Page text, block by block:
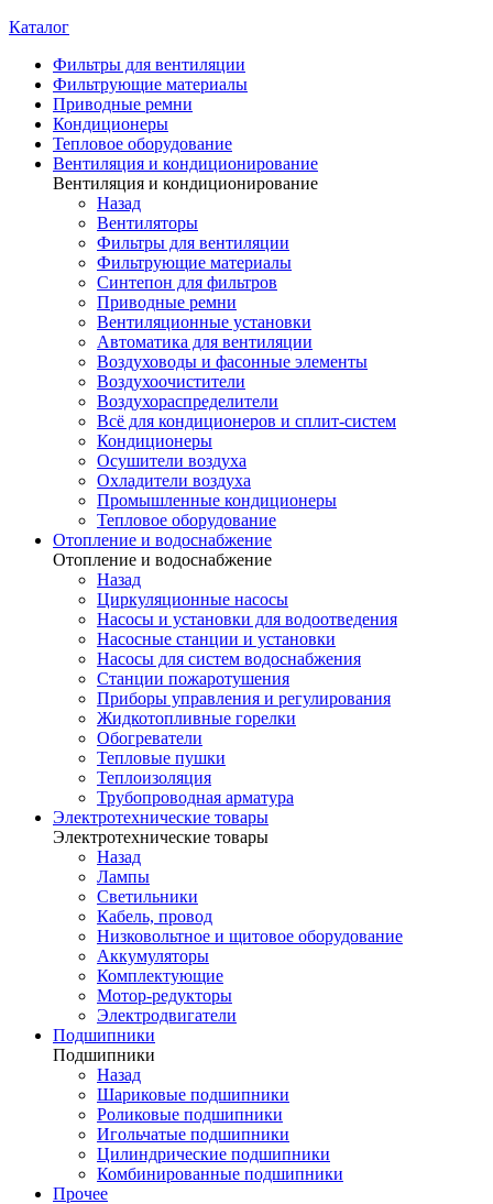
Каталог
Фильтры для вентиляции
Фильтрующие материалы
Приводные ремни
Кондиционеры
Тепловое оборудование
Вентиляция и кондиционирование
Вентиляция и кондиционирование
Назад
Вентиляторы
Фильтры для вентиляции
Фильтрующие материалы
Синтепон для фильтров
Приводные ремни
Вентиляционные установки
Автоматика для вентиляции
Воздуховоды и фасонные элементы
Воздухоочистители
Воздухораспределители
Всё для кондиционеров и сплит-систем
Кондиционеры
Осушители воздуха
Охладители воздуха
Промышленные кондиционеры
Тепловое оборудование
Отопление и водоснабжение
Отопление и водоснабжение
Назад
Циркуляционные насосы
Насосы и установки для водоотведения
Насосные станции и установки
Насосы для систем водоснабжения
Станции пожаротушения
Приборы управления и регулирования
Жидкотопливные горелки
Обогреватели
Тепловые пушки
Теплоизоляция
Трубопроводная арматура
Электротехнические товары
Электротехнические товары
Назад
Лампы
Светильники
Кабель, провод
Низковольтное и щитовое оборудование
Аккумуляторы
Комплектующие
Мотор-редукторы
Электродвигатели
Подшипники
Подшипники
Назад
Шариковые подшипники
Роликовые подшипники
Игольчатые подшипники
Цилиндрические подшипники
Комбинированные подшипники
Прочее